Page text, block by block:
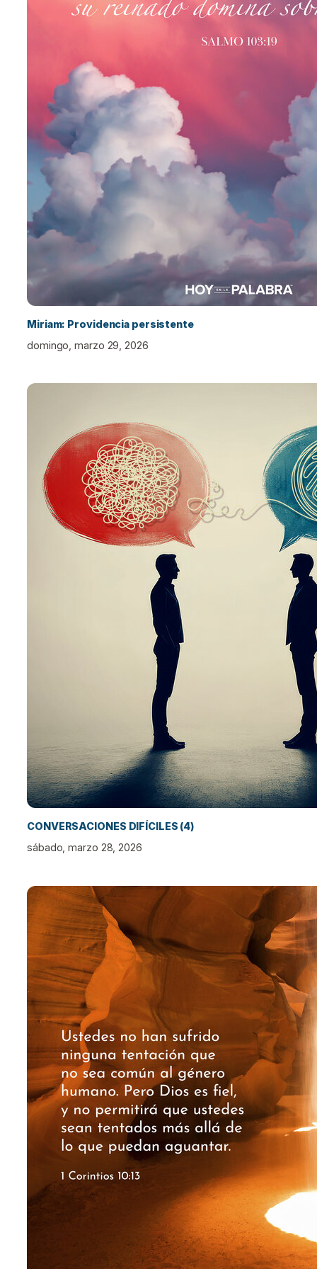
Miriam: Providencia persistente
domingo, marzo 29, 2026
CONVERSACIONES DIFÍCILES (4)
sábado, marzo 28, 2026